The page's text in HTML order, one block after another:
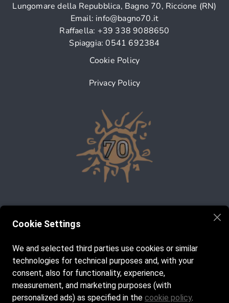
Lungomare della Repubblica, Bagno 70, Riccione (RN)
Email: info@bagno70.it
Raffaella: +39 338 9088650
Spiaggia:0541 692384
Cookie Policy
Privacy Policy
Seguici sui nostri social
Instagram
Cookie Settings
We and selected third parties use cookies or similar
technologies for technical purposes and, with your
consent, also for functionality, experience,
measurement, and marketing purposes (with
personalized ads) as specified in the cookie policy.